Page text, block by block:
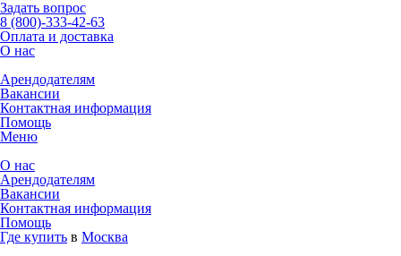
Задать вопрос
8 (800)-333-42-63
Оплата и доставка
О нас
Арендодателям
Вакансии
Контактная информация
Помощь
Меню
О нас
Арендодателям
Вакансии
Контактная информация
Помощь
Где купить в Москва